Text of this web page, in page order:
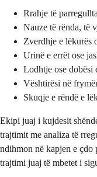
Rrahje të
Nauze të rënda, të
Zverdhje e lëkurës
Urinë e errët ose
Lodhtje ose dobësi
Vështirësi në
Skuqje e rëndë e
Ekipi juaj i kujdesit
trajtimit me analiza të
ndihmon në kapjen e çdo
trajtimi juaj të mbetet i